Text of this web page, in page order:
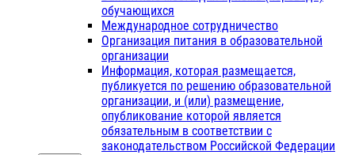
обучающихся
Международное сотрудничество
Организация питания в образовательной
организации
Информация, которая размещается,
публикуется по решению образовательной
организации, и (или) размещение,
опубликование которой является
обязательным в соответствии с
законодательством Российской Федерации